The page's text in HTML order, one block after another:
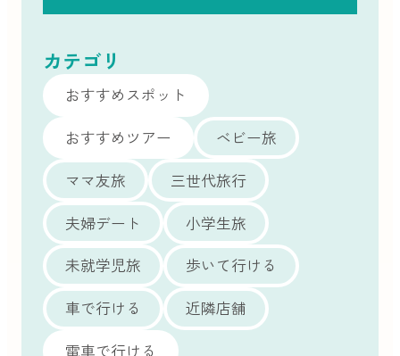
カテゴリ
おすすめスポット
おすすめツアー
ベビー旅
ママ友旅
三世代旅行
夫婦デート
小学生旅
未就学児旅
歩いて行ける
車で行ける
近隣店舗
電車で行ける